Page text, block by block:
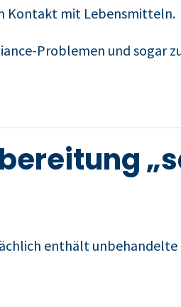
Kontakt mit Lebensmitteln.
Problemen und sogar
enthält